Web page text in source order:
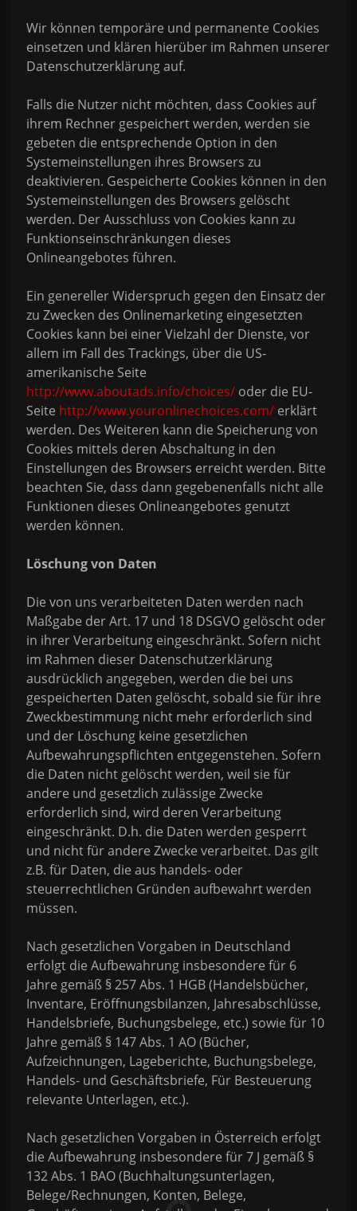
Wir können temporäre und permanente Cookies
einsetzen und klären hierüber im Rahmen unserer
Datenschutzerklärung auf.
Falls die Nutzer nicht möchten, dass Cookies auf
ihrem Rechner gespeichert werden, werden sie
gebeten die entsprechende Option in den
Systemeinstellungen ihres Browsers zu
deaktivieren. Gespeicherte Cookies können in den
Systemeinstellungen des Browsers gelöscht
werden. Der Ausschluss von Cookies kann zu
Funktionseinschränkungen dieses
Onlineangebotes führen.
Ein genereller Widerspruch gegen den Einsatz der
zu Zwecken des Onlinemarketing eingesetzten
Cookies kann bei einer Vielzahl der Dienste, vor
allem im Fall des Trackings, über die US-
amerikanische Seite
http://www.aboutads.info/choices/ oder die EU-
Seite http://www.youronlinechoices.com/ erklärt
werden. Des Weiteren kann die Speicherung von
Cookies mittels deren Abschaltung in den
Einstellungen des Browsers erreicht werden. Bitte
beachten Sie, dass dann gegebenenfalls nicht alle
Funktionen dieses Onlineangebotes genutzt
werden können.
Löschung von Daten
Die von uns verarbeiteten Daten werden nach
Maßgabe der Art. 17 und 18 DSGVO gelöscht oder
in ihrer Verarbeitung eingeschränkt. Sofern nicht
im Rahmen dieser Datenschutzerklärung
ausdrücklich angegeben, werden die bei uns
gespeicherten Daten gelöscht, sobald sie für ihre
Zweckbestimmung nicht mehr erforderlich sind
und der Löschung keine gesetzlichen
Aufbewahrungspflichten entgegenstehen. Sofern
die Daten nicht gelöscht werden, weil sie für
andere und gesetzlich zulässige Zwecke
erforderlich sind, wird deren Verarbeitung
eingeschränkt. D.h. die Daten werden gesperrt
und nicht für andere Zwecke verarbeitet. Das gilt
z.B. für Daten, die aus handels- oder
steuerrechtlichen Gründen aufbewahrt werden
müssen.
Nach gesetzlichen Vorgaben in Deutschland
erfolgt die Aufbewahrung insbesondere für 6
Jahre gemäß § 257 Abs. 1 HGB (Handelsbücher,
Inventare, Eröffnungsbilanzen, Jahresabschlüsse,
Handelsbriefe, Buchungsbelege, etc.) sowie für 10
Jahre gemäß § 147 Abs. 1 AO (Bücher,
Aufzeichnungen, Lageberichte, Buchungsbelege,
Handels- und Geschäftsbriefe, Für Besteuerung
relevante Unterlagen, etc.).
Nach gesetzlichen Vorgaben in Österreich erfolgt
die Aufbewahrung insbesondere für 7 J gemäß §
132 Abs. 1 BAO (Buchhaltungsunterlagen,
Belege/Rechnungen, Konten, Belege,